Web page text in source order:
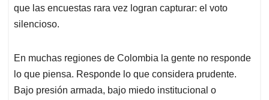
que las encuestas rara vez logran capturar: el voto
silencioso.
En muchas regiones de Colombia la gente no responde
lo que piensa. Responde lo que considera prudente.
Bajo presión armada, bajo miedo institucional o